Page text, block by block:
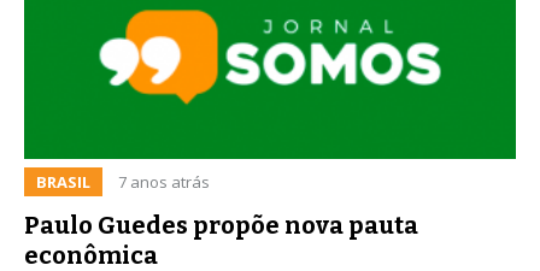
BRASIL 7 anos atrás
Paulo Guedes propõe nova pauta
econômica